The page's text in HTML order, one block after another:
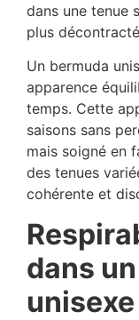
dans une tenue
plus
Un bermuda
apparence
temps. Cette
saisons sans
mais soigné en
des tenues
cohérente et
dans